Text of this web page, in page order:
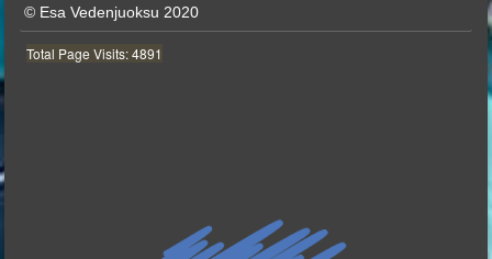
© Esa Vedenjuoksu 2020
Total Page Visits: 4891